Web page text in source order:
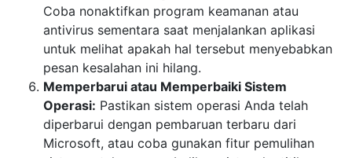
Coba nonaktifkan program keamanan atau
antivirus sementara saat menjalankan aplikasi
untuk melihat apakah hal tersebut menyebabkan
pesan kesalahan ini hilang.
Memperbarui atau Memperbaiki Sistem
Operasi: Pastikan sistem operasi Anda telah
diperbarui dengan pembaruan terbaru dari
Microsoft, atau coba gunakan fitur pemulihan